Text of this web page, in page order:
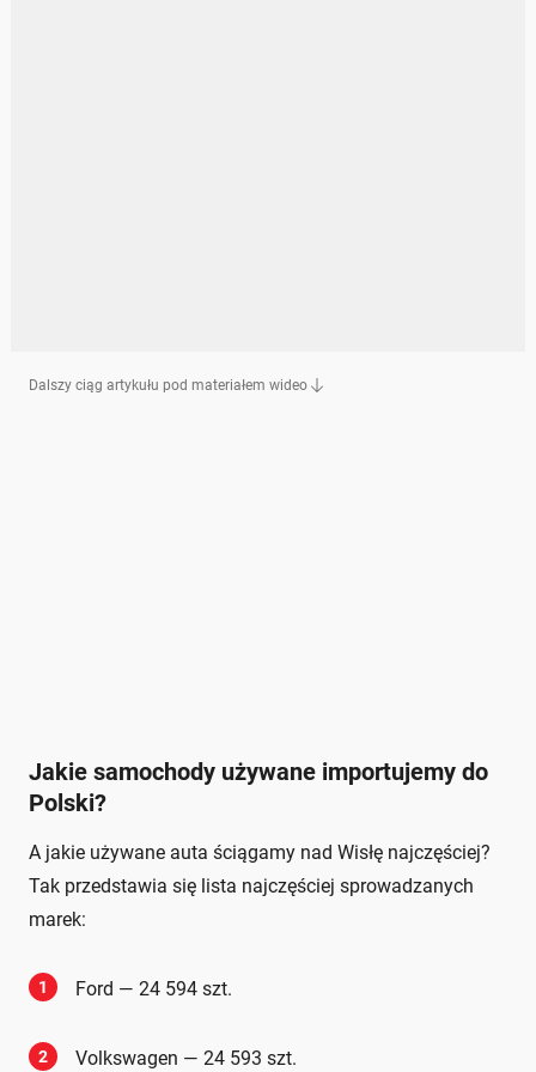
Dalszy ciąg artykułu pod materiałem wideo
Jakie samochody używane importujemy do
Polski?
A jakie używane auta ściągamy nad Wisłę najczęściej?
Tak przedstawia się lista najczęściej sprowadzanych
marek:
1 Ford — 24 594 szt.
2 Volkswagen — 24 593 szt.